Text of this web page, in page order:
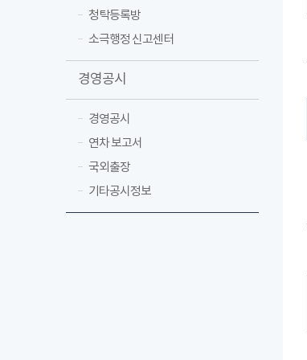
청탁등록방
소극행정 신고센터
경영공시
경영공시
연차 보고서
국외출장
기타공시정보